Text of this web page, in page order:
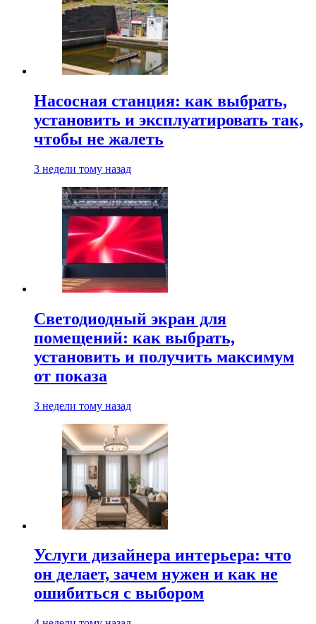
Насосная станция: как выбрать,
установить и эксплуатировать так,
чтобы не жалеть
3 недели тому назад
Светодиодный экран для
помещений: как выбрать,
установить и получить максимум
от показа
3 недели тому назад
Услуги дизайнера интерьера: что
он делает, зачем нужен и как не
ошибиться с выбором